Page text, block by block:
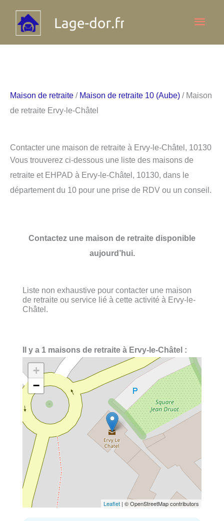
contenu
Maison de retraite / Maison de retraite 10 (Aube) / Maison
de retraite Ervy-le-Châtel
Contacter une maison de retraite à Ervy-le-Châtel, 10130
Vous trouverez ci-dessous une liste des maisons de
retraite et EHPAD à Ervy-le-Châtel, 10130, dans le
département du 10 pour une prise de RDV ou un conseil.
Contactez une maison de retraite disponible
aujourd’hui.
Liste non exhaustive pour contacter une maison
de retraite ou service lié à cette activité à Ervy-le-
Châtel.
Il y a 1 maisons de retraite à Ervy-le-Châtel :
+
−
Leaflet | © OpenStreetMap contributors